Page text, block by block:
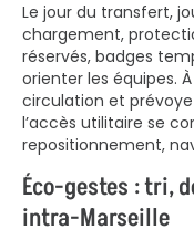
Le jour du transfert,
chargement,
réservés, badges
orienter les équipes.
circulation et
l’accès utilitaire se
repositionnement,
Éco-gestes : tri,
intra-Marseille